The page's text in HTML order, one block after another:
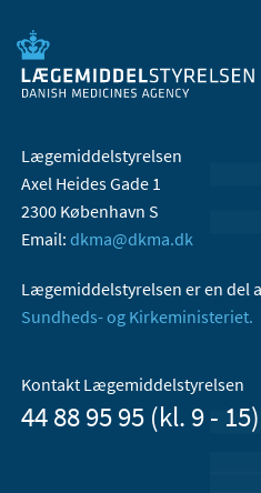
Lægemiddelstyrelsen
Axel Heides Gade 1
2300 København S
Email: dkma@dkma.dk
Lægemiddelstyrelsen er en del
Sundheds- og Kirkeministeriet.
Kontakt Lægemiddelstyrelsen
44 88 95 95 (kl. 9 - 15)